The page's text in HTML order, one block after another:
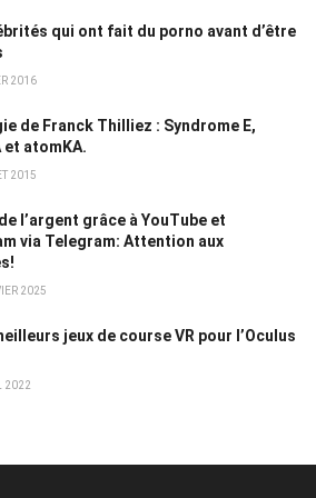
qui ont fait du porno avant d’être
2016
de Franck Thilliez : Syndrome E,
et atomKA.
2015
l’argent grâce à YouTube et
via Telegram: Attention aux
2025
jeux de course VR pour l’Oculus
2022